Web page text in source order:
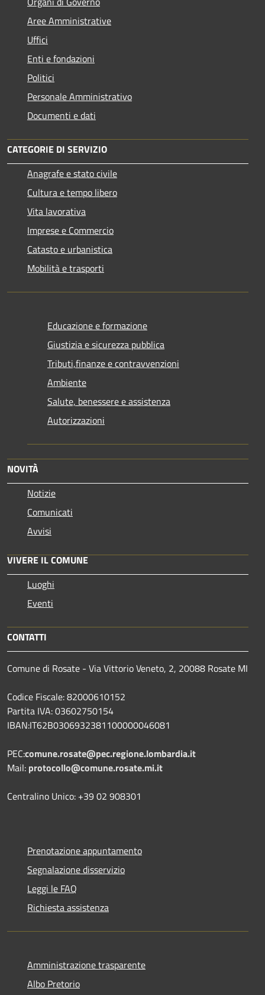
Aree Amministrative
Uffici
Enti e fondazioni
Politici
Personale Amministrativo
Documenti e dati
CATEGORIE DI SERVIZIO
Anagrafe e stato civile
Cultura e tempo libero
Vita lavorativa
Imprese e Commercio
Catasto e urbanistica
Mobilità e trasporti
Educazione e formazione
Giustizia e sicurezza pubblica
Tributi,finanze e contravvenzioni
Ambiente
Salute, benessere e assistenza
Autorizzazioni
NOVITÀ
Notizie
Comunicati
Avvisi
VIVERE IL COMUNE
Luoghi
Eventi
CONTATTI
Comune di Rosate - Via Vittorio Veneto, 2, 20088 Rosate MI
Codice Fiscale: 82000610152
Partita IVA: 03602750154
IBAN:IT62B0306932381100000046081
PEC:comune.rosate@pec.regione.lombardia.it
Mail: protocollo@comune.rosate.mi.it
Centralino Unico: +39 02 908301
Prenotazione appuntamento
Segnalazione disservizio
Leggi le FAQ
Richiesta assistenza
Amministrazione trasparente
Albo Pretorio